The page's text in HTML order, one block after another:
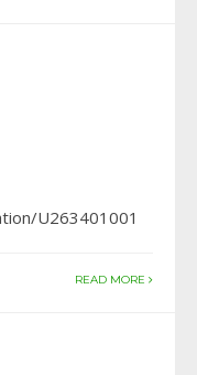
U263401001
READ MORE